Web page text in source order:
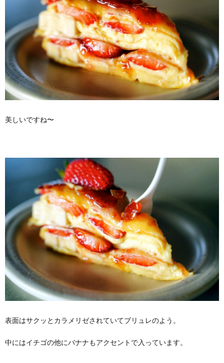
美しいですね〜
表面はサクッとカラメリゼされていてブリュレのよう。
中にはイチゴの他にバナナもアクセントで入っています。